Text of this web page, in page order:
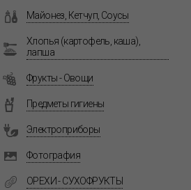
Майонез, Кетчуп, Соусы
Хлопья (картофель, каша),
лапша
Фрукты - Овощи
Предметы гигиены
Электроприборы
Фотография
ОРЕХИ - СУХОФРУКТЫ